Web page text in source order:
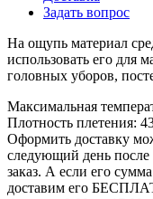
Задать вопрос
На ощупь материал
использовать его для
головных уборов,
Максимальная
Плотность плетения:
Оформить доставку
следующий день после
заказ. А если его
доставим его